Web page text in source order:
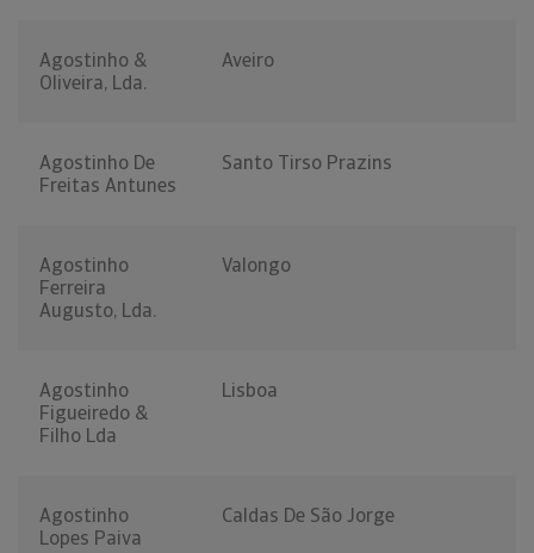
Agostinho &
Oliveira, Lda.
Aveiro
Agostinho De
Freitas Antunes
Santo Tirso Prazins
Agostinho
Ferreira
Augusto, Lda.
Valongo
Agostinho
Figueiredo &
Filho Lda
Lisboa
Agostinho
Lopes Paiva
Caldas De São Jorge